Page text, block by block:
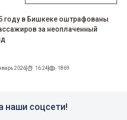
году в Бишкеке оштрафованы
за неоплаченный
2026 16:24 1869
наши соцсети!